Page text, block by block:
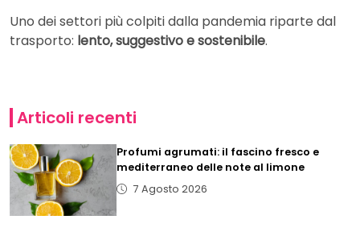
Uno dei settori più colpiti dalla pandemia riparte dal
trasporto: lento, suggestivo e sostenibile.
Articoli recenti
Profumi agrumati: il fascino fresco e
mediterraneo delle note al limone
7 Agosto 2026